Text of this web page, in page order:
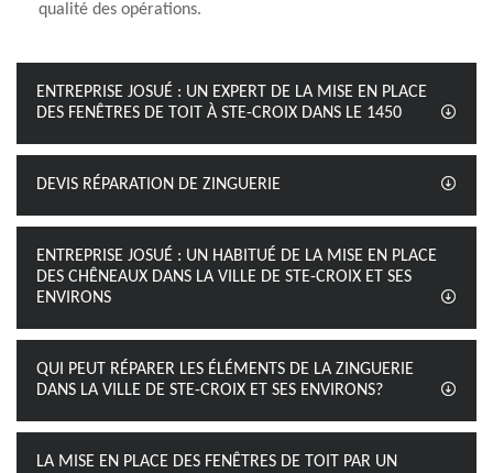
qualité des opérations.
ENTREPRISE JOSUÉ : UN EXPERT DE LA MISE EN PLACE
DES FENÊTRES DE TOIT À STE-CROIX DANS LE 1450
DEVIS RÉPARATION DE ZINGUERIE
ENTREPRISE JOSUÉ : UN HABITUÉ DE LA MISE EN PLACE
DES CHÊNEAUX DANS LA VILLE DE STE-CROIX ET SES
ENVIRONS
QUI PEUT RÉPARER LES ÉLÉMENTS DE LA ZINGUERIE
DANS LA VILLE DE STE-CROIX ET SES ENVIRONS?
LA MISE EN PLACE DES FENÊTRES DE TOIT PAR UN